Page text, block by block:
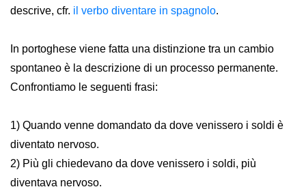
descrive, cfr. il verbo diventare in spagnolo.
In portoghese viene fatta una distinzione tra un cambio
spontaneo è la descrizione di un processo permanente.
Confrontiamo le seguenti frasi:
1) Quando venne domandato da dove venissero i soldi è
diventato nervoso.
2) Più gli chiedevano da dove venissero i soldi, più
diventava nervoso.